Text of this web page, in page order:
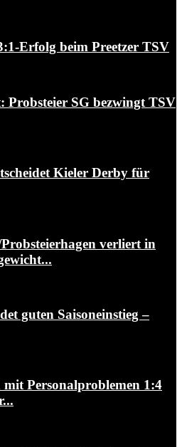
Erfolg beim Preetzer TSV
Probsteier SG bezwingt TSV
Kieler Derby für
verliert in
guten Saisoneinstieg –
Personalproblemen 1:4